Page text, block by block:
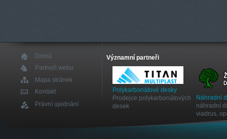
Domů
Partneři webu
Mapa stránek
Kontakt
Právní ujednání
Významní partneři
Polykarbonátové desky
Prodejce polykarbonátových
desek
Náhradní
náhradní
viadrus,